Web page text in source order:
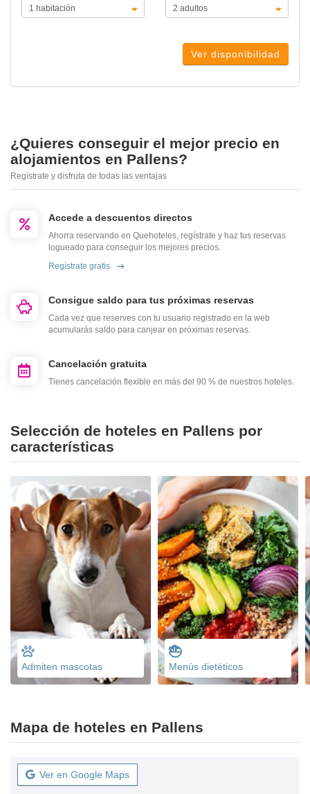
Ver disponibilidad
¿Quieres conseguir el mejor precio en
alojamientos en Pallens?
Regístrate y disfruta de todas las ventajas
Accede a descuentos directos
Ahorra reservando en Quehoteles, regístrate y haz tus reservas
logueado para conseguir los mejores precios.
Regístrate gratis
Consigue saldo para tus próximas reservas
Cada vez que reserves con tu usuario registrado en la web
acumularás saldo para canjear en próximas reservas.
Cancelación gratuita
Tienes cancelación flexible en más del 90 % de nuestros hoteles.
Selección de hoteles en Pallens por
características
Admiten mascotas Menús dietéticos
Mapa de hoteles en Pallens
Ver en Google Maps